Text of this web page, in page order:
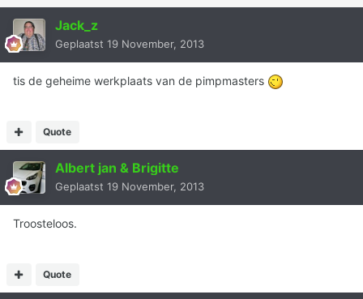
Jack_z
Geplaatst 19 November, 2013
tis de geheime werkplaats van de pimpmasters
Quote
Albert jan & Brigitte
Geplaatst 19 November, 2013
Troosteloos.
Quote